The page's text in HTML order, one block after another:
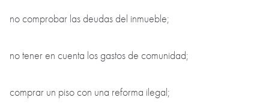
no comprobar las deudas del inmueble;
no tener en cuenta los gastos de comunidad;
comprar un piso con una reforma ilegal;